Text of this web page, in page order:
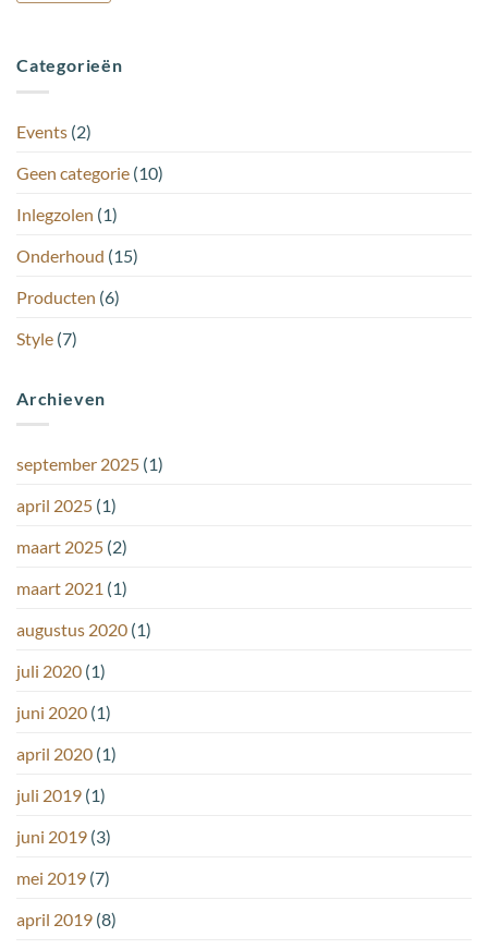
Categorieën
Events (2)
Geen categorie (10)
Inlegzolen (1)
Onderhoud (15)
Producten (6)
Style (7)
Archieven
september 2025 (1)
april 2025 (1)
maart 2025 (2)
maart 2021 (1)
augustus 2020 (1)
juli 2020 (1)
juni 2020 (1)
april 2020 (1)
juli 2019 (1)
juni 2019 (3)
mei 2019 (7)
april 2019 (8)